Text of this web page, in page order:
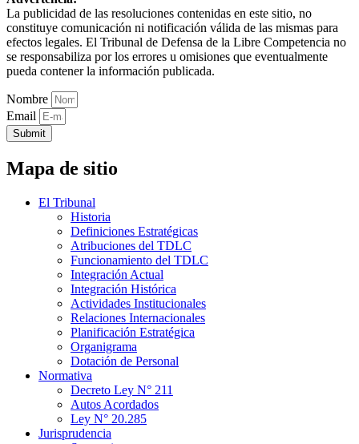
La publicidad de las resoluciones contenidas en este sitio, no
constituye comunicación ni notificación válida de las mismas para
efectos legales. El Tribunal de Defensa de la Libre Competencia no
se responsabiliza por los errores u omisiones que eventualmente
pueda contener la información publicada.
Nombre
Email
Submit
Mapa de sitio
El Tribunal
Historia
Definiciones Estratégicas
Atribuciones del TDLC
Funcionamiento del TDLC
Integración Actual
Integración Histórica
Actividades Institucionales
Relaciones Internacionales
Planificación Estratégica
Organigrama
Dotación de Personal
Normativa
Decreto Ley N° 211
Autos Acordados
Ley N° 20.285
Jurisprudencia